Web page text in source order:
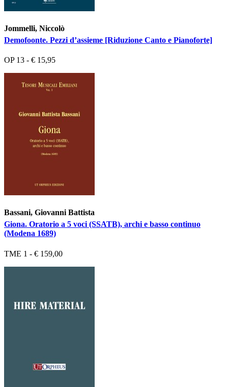
Jommelli, Niccolò
Demofoonte. Pezzi d’assieme [Riduzione Canto e Pianoforte]
OP 13 - € 15,95
Bassani, Giovanni Battista
Giona. Oratorio a 5 voci (SSATB), archi e basso continuo
(Modena 1689)
TME 1 - € 159,00